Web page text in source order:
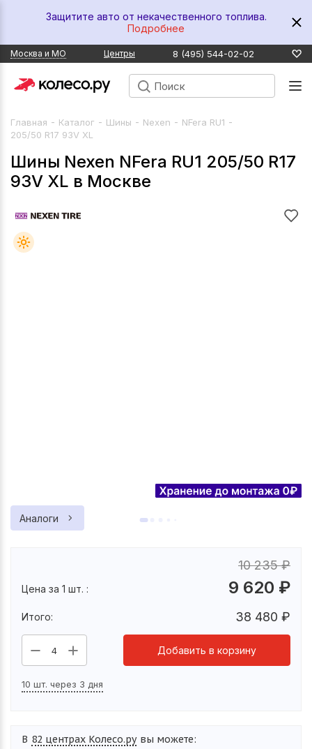
Защитите авто от некачественного топлива.
Подробнее
Москва и МО Центры 8 (495) 544-02-02
Главная - Каталог - Шины - Nexen - NFera RU1 -
205/50 R17 93V XL
Шины Nexen NFera RU1 205/50 R17
93V XL в Москве
Аналоги
Цена за 1 шт. :
10 235₽
9 620 ₽
Итого: 38 480 ₽
4 Добавить в корзину
10 шт. через 3 дня
В 82 центрах Колесо.ру вы можете: